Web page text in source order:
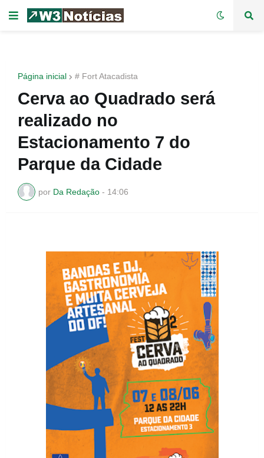
Página inicial # Fort Atacadista
Cerva ao Quadrado será
realizado no
Estacionamento 7 do
Parque da Cidade
por Da Redação - 14:06